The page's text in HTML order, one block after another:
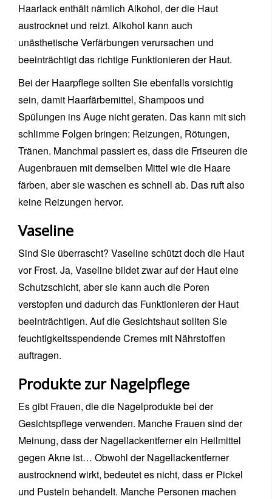
Haarlack enthält nämlich Alkohol, der die Haut
austrocknet und reizt. Alkohol kann auch
unästhetische Verfärbungen verursachen und
beeinträchtigt das richtige Funktionieren der Haut.
Bei der Haarpflege sollten Sie ebenfalls vorsichtig
sein, damit Haarfärbemittel, Shampoos und
Spülungen ins Auge nicht geraten. Das kann mit sich
schlimme Folgen bringen: Reizungen, Rötungen,
Tränen. Manchmal passiert es, dass die Friseuren die
Augenbrauen mit demselben Mittel wie die Haare
färben, aber sie waschen es schnell ab. Das ruft also
keine Reizungen hervor.
Vaseline
Sind Sie überrascht? Vaseline schützt doch die Haut
vor Frost. Ja, Vaseline bildet zwar auf der Haut eine
Schutzschicht, aber sie kann auch die Poren
verstopfen und dadurch das Funktionieren der Haut
beeinträchtigen. Auf die Gesichtshaut sollten Sie
feuchtigkeitsspendende Cremes mit Nährstoffen
auftragen.
Produkte zur Nagelpflege
Es gibt Frauen, die die Nagelprodukte bei der
Gesichtspflege verwenden. Manche Frauen sind der
Meinung, dass der Nagellackentferner ein Heilmittel
gegen Akne ist… Obwohl der Nagellackentferner
austrocknend wirkt, bedeutet es nicht, dass er Pickel
und Pusteln behandelt. Manche Personen machen